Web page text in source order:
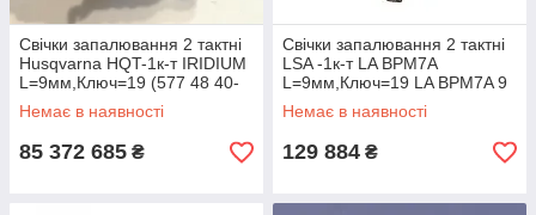
Свічки запалювання 2 тактні
Husqvarna HQT-1к-т IRIDIUM
L=9мм,Ключ=19 (577 48 40-
53)
Немає в наявності
85 372 685 ₴
Свічки запалювання 2 тактні
LSA -1к-т LA BPM7A
L=9мм,Ключ=19 LA BPM7A 9
(Бензопела)
Немає в наявності
129 884 ₴